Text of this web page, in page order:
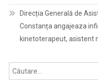
Direcția Generală de
Constanța angajeaza
kinetoterapeut, asistent